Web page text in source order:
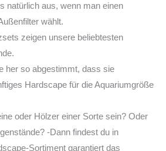
natürlich aus, wenn man einen
wählt.
zeigen unsere beliebtesten
her so abgestimmt, dass sie
Hardscape für die Aquariumgröße
oder Hölzer einer Sorte sein? Oder
-Dann findest du in
Sortiment garantiert das